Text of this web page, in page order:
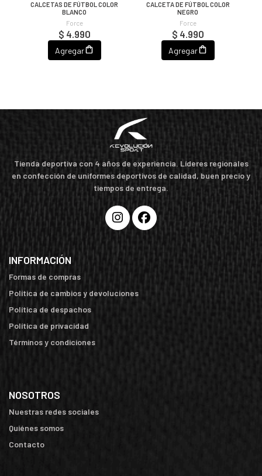
CALCETAS DE FÚTBOL COLOR
BLANCO
Force
$ 4.990
Agregar
CALCETA DE FÚTBOL COLOR
NEGRO
Force
$ 4.990
Agregar
Tienda deportiva con 4 años de experiencia. Líderes regionales
en confección de uniformes deportivos de calidad, buen precio y
tiempos de entrega.
INFORMACIÓN
Formas de compras
Política de cambios y devoluciones
Política de despachos
Política de privacidad
Términos y condiciones
NOSOTROS
Nuestras redes sociales
Quiénes somos
Contacto